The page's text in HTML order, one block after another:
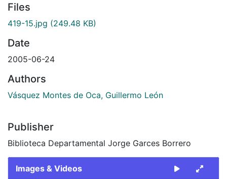
Files
419-15.jpg (249.48 KB)
Date
2005-06-24
Authors
Vásquez Montes de Oca, Guillermo León
Publisher
Biblioteca Departamental Jorge Garces Borrero
Images & Videos